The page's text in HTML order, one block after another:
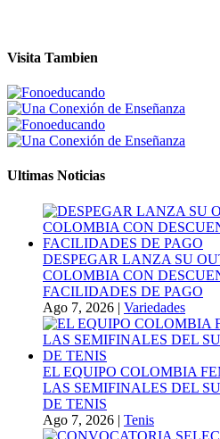
Visita Tambien
Ultimas Noticias
DESPEGAR LANZA SU
COLOMBIA CON
FACILIDADES DE PAGO
Ago 7, 2026 | Variedades
EL EQUIPO COLOMBIA
LAS SEMIFINALES DEL
DE TENIS
Ago 7, 2026 | Tenis